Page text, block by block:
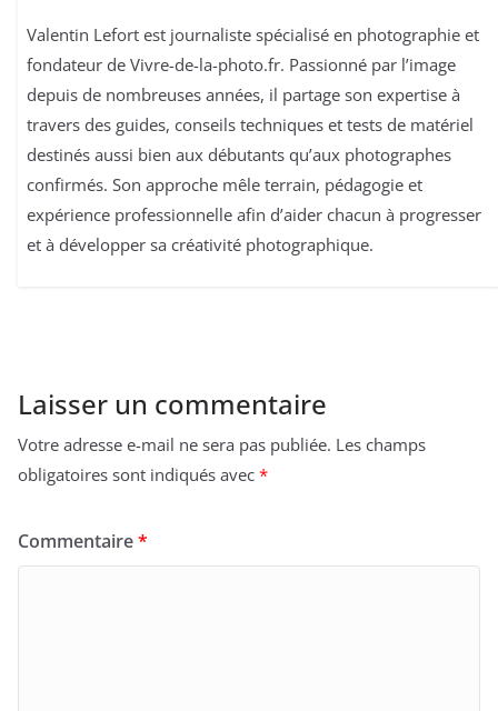
Valentin Lefort est journaliste spécialisé en photographie et
fondateur de Vivre-de-la-photo.fr. Passionné par l’image
depuis de nombreuses années, il partage son expertise à
travers des guides, conseils techniques et tests de matériel
destinés aussi bien aux débutants qu’aux photographes
confirmés. Son approche mêle terrain, pédagogie et
expérience professionnelle afin d’aider chacun à progresser
et à développer sa créativité photographique.
Laisser un commentaire
Votre adresse e-mail ne sera pas publiée. Les champs
obligatoires sont indiqués avec *
Commentaire*